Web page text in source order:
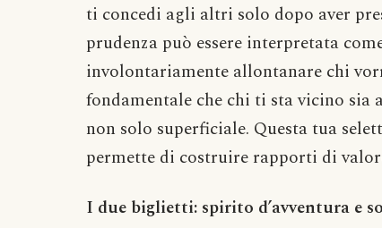
ti concedi agli altri solo dopo aver
prudenza può essere interpretata
involontariamente allontanare chi
fondamentale che chi ti sta vicino sia
non solo superficiale. Questa tua
permette di costruire rapporti di
I due biglietti: spirito d’avventura e